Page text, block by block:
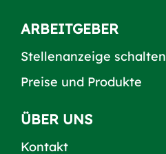
ARBEITGEBER
Stellenanzeige schalten
Preise und Produkte
ÜBER UNS
Kontakt